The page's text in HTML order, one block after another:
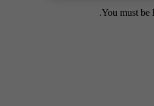
You must be